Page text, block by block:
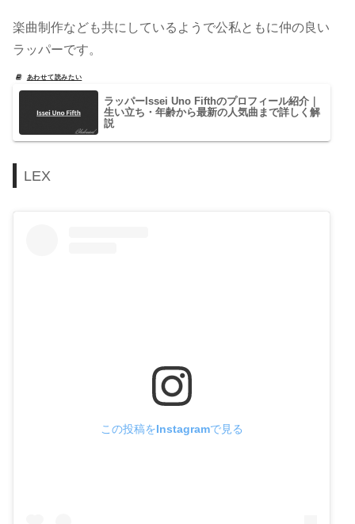
楽曲制作なども共にしているようで公私ともに仲の良い
ラッパーです。
ラッパーIssei Uno Fifthのプロフィール紹介｜
生い立ち・年齢から最新の人気曲まで詳しく解
説
LEX
この投稿をInstagramで見る